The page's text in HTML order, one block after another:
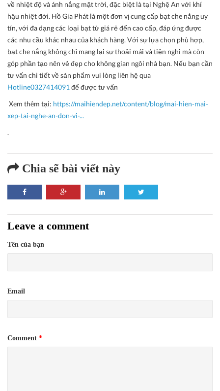
về nhiệt độ và ánh nắng mặt trời, đặc biệt là tại Nghệ An với khí
hậu nhiệt đới. Hồ Gia Phát là một đơn vị cung cấp bạt che nắng uy
tín, với đa dạng các loại bạt từ giá rẻ đến cao cấp, đáp ứng được
các nhu cầu khác nhau của khách hàng. Với sự lựa chọn phù hợp,
bạt che nắng không chỉ mang lại sự thoải mái và tiện nghi mà còn
góp phần tạo nên vẻ đẹp cho không gian ngôi nhà bạn. Nếu bạn cần
tư vấn chi tiết về sản phẩm vui lòng liên hệ qua
Hotline0327414091 để được tư vấn
Xem thêm tại: https://maihiendep.net/content/blog/mai-hien-mai-
xep-tai-nghe-an-don-vi-...
.
Chia sẽ bài viết này
Leave a comment
Tên của bạn
Email
Comment *